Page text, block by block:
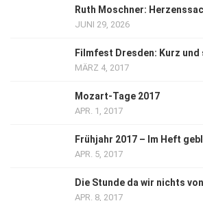
Ruth Moschner:
JUNI 29, 2026
Filmfest Dresden: Kurz und
MÄRZ 4, 2017
Mozart-Tage 2017
APR. 1, 2017
Frühjahr 2017 – Im Heft
APR. 5, 2017
Die Stunde da wir nichts
APR. 8, 2017